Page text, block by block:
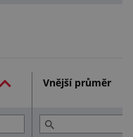
Vnější průměr